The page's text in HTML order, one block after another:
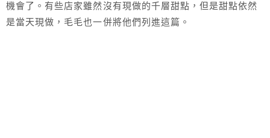
機會了。有些店家雖然沒有現做的千層甜點，但是甜點依然
是當天現做，毛毛也一併將他們列進這篇。